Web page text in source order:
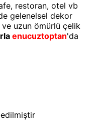
restoran, otel vb
gelenelsel dekor
uzun ömürlü çelik
enucuztoptan'da